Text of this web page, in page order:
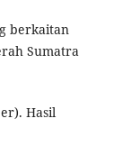
berkaitan
Sumatra
Hasil